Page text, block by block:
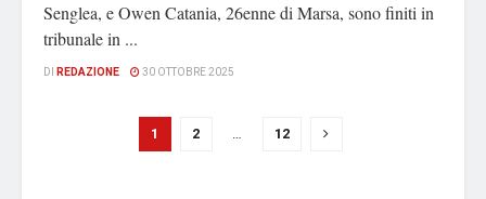
Senglea, e Owen Catania, 26enne di Marsa, sono finiti in
tribunale in ...
DI REDAZIONE 30 OTTOBRE 2025
1 2 … 12